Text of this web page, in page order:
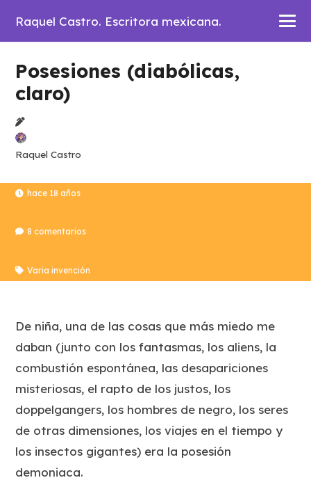
Raquel Castro. Escritora mexicana.
Posesiones (diabólicas,
claro)
Raquel Castro
hace 18 años
8comentarios
Varia invención
De niña, una de las cosas que más miedo me
daban (junto con los fantasmas, los aliens, la
combustión espontánea, las desapariciones
misteriosas, el rapto de los justos, los
doppelgangers, los hombres de negro, los seres
de otras dimensiones, los viajes en el tiempo y
los insectos gigantes) era la posesión
demoniaca.